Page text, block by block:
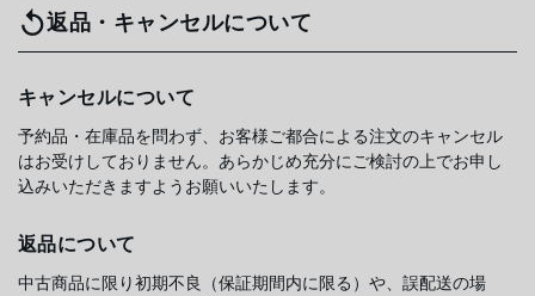
返品・キャンセルについて
キャンセルについて
予約品・在庫品を問わず、お客様ご都合による注文のキャンセル
はお受けしておりません。あらかじめ充分にご検討の上でお申し
込みいただきますようお願いいたします。
返品について
中古商品に限り初期不良（保証期間内に限る）や、誤配送の場